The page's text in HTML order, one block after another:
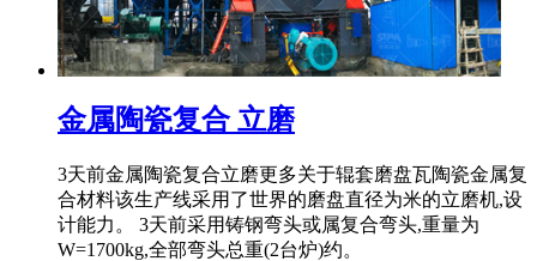
金属陶瓷复合 立磨
3天前金属陶瓷复合立磨更多关于辊套磨盘瓦陶瓷金属复
合材料该生产线采用了世界的磨盘直径为米的立磨机,设
计能力。 3天前采用铸钢弯头或属复合弯头,重量为
W=1700kg,全部弯头总重(2台炉)约。